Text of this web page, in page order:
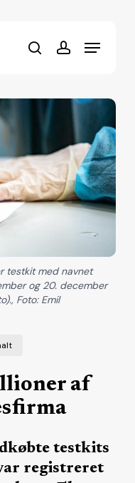
searchaccount
Menu
af
testkits
registreret
testkit med navnet
og 20. december
Foto: Emil
Close